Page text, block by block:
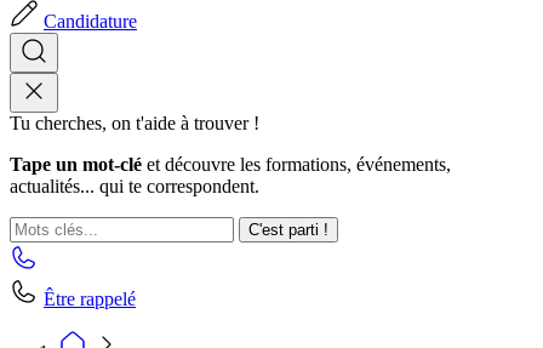
Candidature
Tu cherches, on t'aide à trouver !
Tape un mot-clé et découvre les formations, événements,
actualités... qui te correspondent.
C'est parti !
Être rappelé